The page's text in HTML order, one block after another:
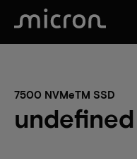
7500 NVMeTM SSD